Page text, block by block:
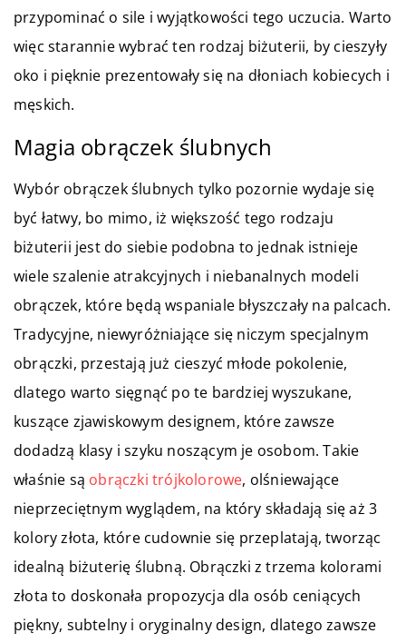
przypominać o sile i wyjątkowości tego uczucia. Warto
więc starannie wybrać ten rodzaj biżuterii, by cieszyły
oko i pięknie prezentowały się na dłoniach kobiecych i
męskich.
Magia obrączek ślubnych
Wybór obrączek ślubnych tylko pozornie wydaje się
być łatwy, bo mimo, iż większość tego rodzaju
biżuterii jest do siebie podobna to jednak istnieje
wiele szalenie atrakcyjnych i niebanalnych modeli
obrączek, które będą wspaniale błyszczały na palcach.
Tradycyjne, niewyróżniające się niczym specjalnym
obrączki, przestają już cieszyć młode pokolenie,
dlatego warto sięgnąć po te bardziej wyszukane,
kuszące zjawiskowym designem, które zawsze
dodadzą klasy i szyku noszącym je osobom. Takie
właśnie są obrączki trójkolorowe, olśniewające
nieprzeciętnym wyglądem, na który składają się aż 3
kolory złota, które cudownie się przeplatają, tworząc
idealną biżuterię ślubną. Obrączki z trzema kolorami
złota to doskonała propozycja dla osób ceniących
piękny, subtelny i oryginalny design, dlatego zawsze